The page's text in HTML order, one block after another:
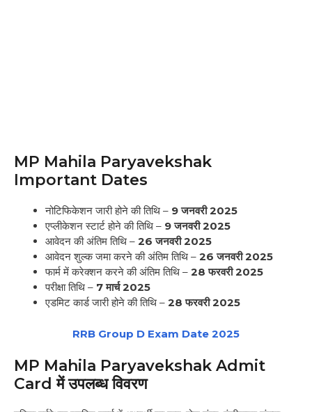
MP Mahila Paryavekshak
Important Dates
नोटिफिकेशन जारी होने की तिथि – 9 जनवरी 2025
एप्लीकेशन स्टार्ट होने की तिथि – 9 जनवरी 2025
आवेदन की अंतिम तिथि – 26 जनवरी 2025
आवेदन शुल्क जमा करने की अंतिम तिथि – 26 जनवरी 2025
फार्म में करेक्शन करने की अंतिम तिथि – 28 फरवरी 2025
परीक्षा तिथि – 7 मार्च 2025
एडमिट कार्ड जारी होने की तिथि – 28 फरवरी 2025
RRB Group D Exam Date 2025
MP Mahila Paryavekshak Admit
Card में उपलब्ध विवरण